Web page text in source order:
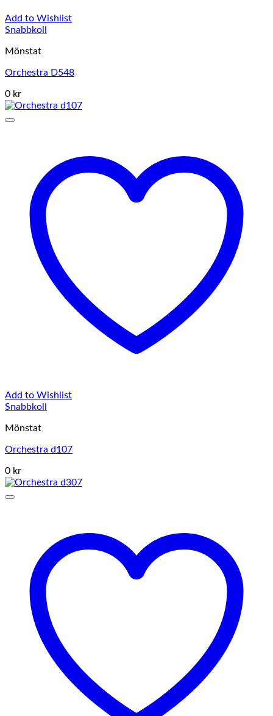
Add to Wishlist
Snabbkoll
Mönstat
Orchestra D548
0 kr
Add to Wishlist
Snabbkoll
Mönstat
Orchestra d107
0 kr